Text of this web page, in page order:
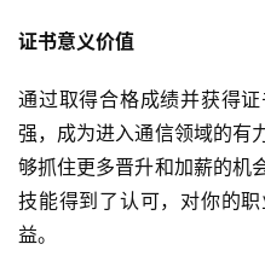
证书意义价值
通过取得合格成绩并获得
强，成为进入通信领域的有
够抓住更多晋升和加薪的机
技能得到了认可，对你的
益。